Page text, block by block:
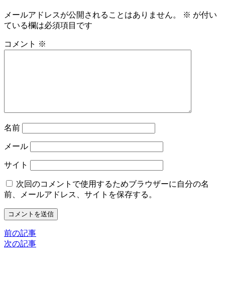
メールアドレスが公開されることはありません。 ※ が付い
ている欄は必須項目です
コメント ※
名前
メール
サイト
次回のコメントで使用するためブラウザーに自分の名
前、メールアドレス、サイトを保存する。
前の記事
次の記事